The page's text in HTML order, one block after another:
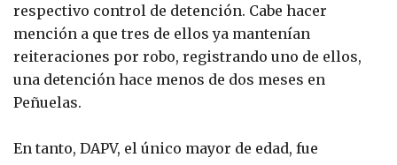
respectivo control de detención. Cabe hacer
mención a que tres de ellos ya mantenían
reiteraciones por robo, registrando uno de ellos,
una detención hace menos de dos meses en
Peñuelas.
En tanto, DAPV, el único mayor de edad, fue